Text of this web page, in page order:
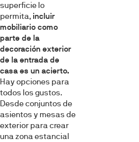
superficie lo
permita, incluir
mobiliario como
parte de la
decoración exterior
de la entrada de
casa es un acierto.
Hay opciones para
todos los gustos.
Desde conjuntos de
asientos y mesas de
exterior para crear
una zona estancial